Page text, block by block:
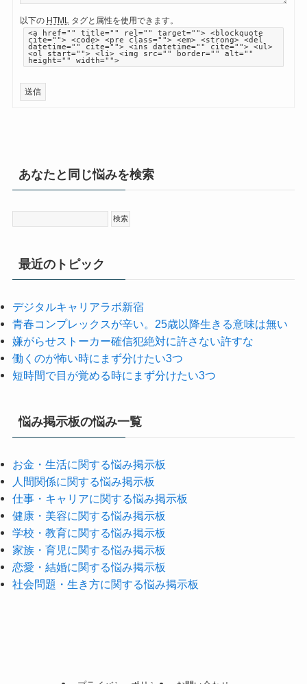
以下の HTMLタグと属性を使用できます。
<a href="" title="" rel="" target=""> <blockquote
cite=""> <code> <pre class=""> <em> <strong> <del
datetime="" cite=""> <ins datetime="" cite=""> <ul>
<ol start=""> <li> <img src="" border="" alt=""
height="" width="">
送信
あなたと同じ悩みを検索
最近のトピック
デジタルキャリアラボ新宿
青春コンプレックスが辛い。25歳以降生きる意味は無い
嫌がらせストーカー確信犯絶対に許さない許すな
働くのが怖い時にまず分けたい3つ
短時間で目が覚める時にまず分けたい3つ
悩み掲示板の悩み一覧
お金・生活に関する悩み掲示板
人間関係に関する悩み掲示板
仕事・キャリアに関する悩み掲示板
健康・美容に関する悩み掲示板
学校・教育に関する悩み掲示板
家族・育児に関する悩み掲示板
恋愛・結婚に関する悩み掲示板
社会問題・生き方に関する悩み掲示板